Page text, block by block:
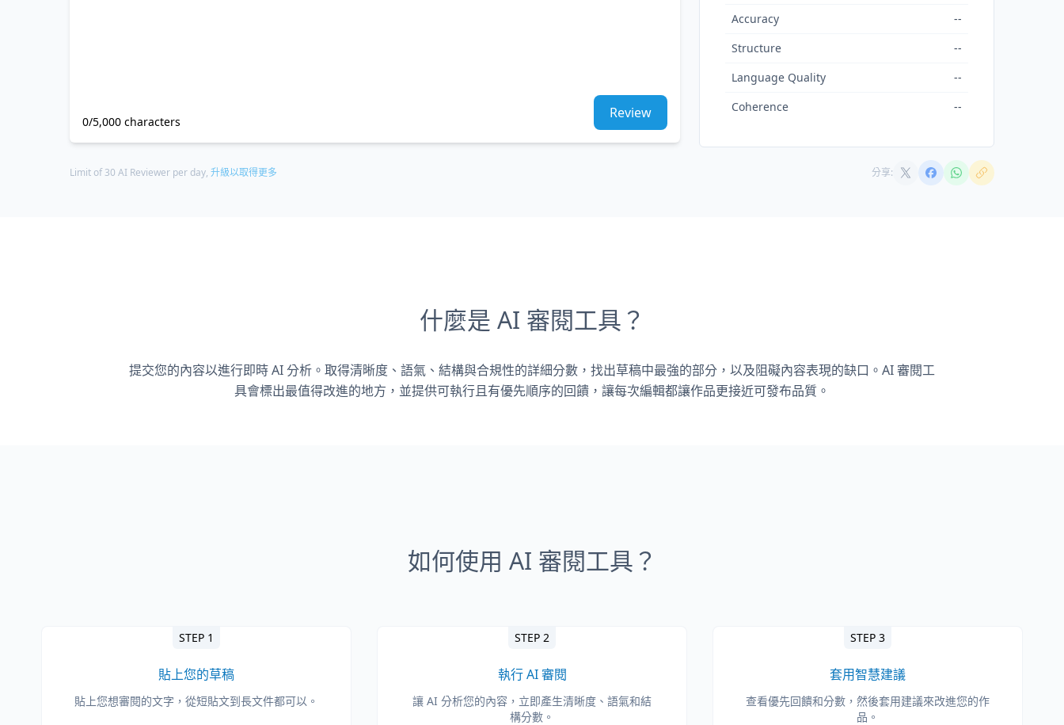
0/5,000 characters
Review
Accuracy
--
Structure
--
Language Quality
--
Coherence
--
Limit of 30 AI Reviewer per day, 升級以取得更多 分享:
什麼是 AI 審閱工具？
提交您的內容以進行即時 AI 分析。取得清晰度、語氣、結構與合規性的詳細分數，找出草稿中最強的部分，以及阻礙內容表現的缺口。AI 審閱工
具會標出最值得改進的地方，並提供可執行且有優先順序的回饋，讓每次編輯都讓作品更接近可發布品質。
如何使用 AI 審閱工具？
STEP 1
貼上您的草稿
貼上您想審閱的文字，從短貼文到長文件都可以。
STEP 2
執行 AI 審閱
讓 AI 分析您的內容，立即產生清晰度、語氣和結
構分數。
STEP 3
套用智慧建議
查看優先回饋和分數，然後套用建議來改進您的作
品。